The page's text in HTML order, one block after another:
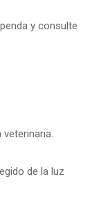
y consulte
de la luz